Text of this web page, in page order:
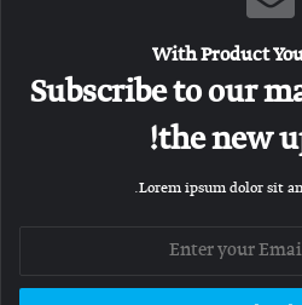
With Product
Subscribe to our
the new
Lorem ipsum dolor sit